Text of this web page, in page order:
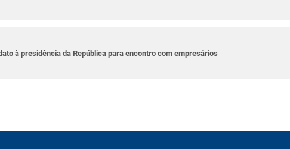
à presidência da República para encontro com empresários